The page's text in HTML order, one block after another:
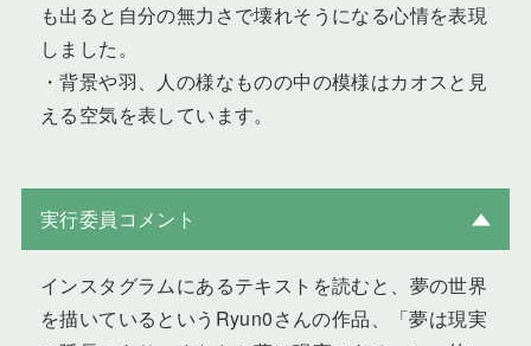
も出ると自分の無力さで壊れそうになる心情を表現
しました。
・背景や羽、人の様なものの中の模様はカオスと見
える空気を表しています。
実行委員コメント
インスタグラムにあるテキストを読むと、夢の世界
を描いているというRyun0さんの作品、「夢は現実